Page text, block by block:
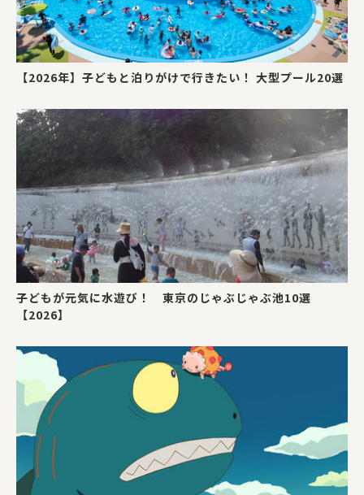
【2026年】子どもと泊りがけで行きたい！ 大型プール20選
子どもが元気に水遊び！ 東京のじゃぶじゃぶ池10選
【2026】